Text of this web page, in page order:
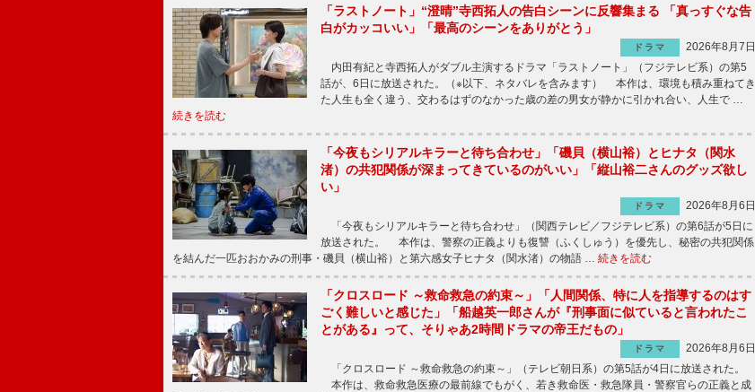
「ラストノート」“澄晴”寺西拓人の告白シーンに反響集まる 「真っすぐな告
白がカッコいい」「最高のシーンをありがとう」
ドラマ
2026年8月7日
内田有紀と寺西拓人がダブル主演するドラマ「ラストノート」（フジテレビ系）の第5
話が、6日に放送された。（※以下、ネタバレを含みます） 本作は、環境も積み重ねてき
た人生も全く違う、交わるはずのなかった歳の差の男女が静かに引かれ合い、人生で …
続きを読む
「今夜もシリアルキラーと待ち合わせ」「磯貝（横山裕）とヒナタ（関水
渚）の共犯関係が深まってきているのがいい」「縦山裕二さんのグッズ欲し
い」
ドラマ
2026年8月6日
「今夜もシリアルキラーと待ち合わせ」（関西テレビ／フジテレビ系）の第6話が5日に
放送された。 本作は、警察の正義よりも復讐（ふくしゅう）を優先し、秘密の共犯関係
を結んだ一匹おおかみの刑事・磯貝（横山裕）と第六感女子ヒナタ（関水渚）の物語 … 続きを読む
「クロスロード ～救命救急の約束～」「人間関係、特に人を指導するのはす
ごく難しいと感じた」「船越英一郎さんが『刑事面に似ていると言われたこ
とがある』って、そりゃあ2時間ドラマの帝王だもの」
ドラマ
2026年8月6日
「クロスロード ～救命救急の約束～」（テレビ朝日系）の第5話が4日に放送された。
本作は、救命救急医療の最前線でもがく、若き救命医・救急隊員・警察官らの正義と成